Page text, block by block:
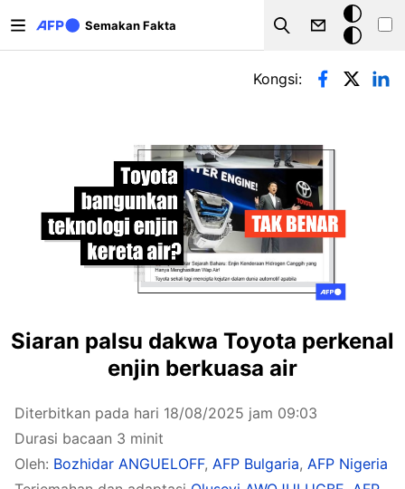
Semakan Fakta
Search
Mod
gelap
Tab-tab utama
Kongsi:
Siaran palsu dakwa Toyota perkenal
enjin berkuasa air
Diterbitkan pada hari 18/08/2025 jam 09:03
Durasi bacaan 3 minit
Oleh: Bozhidar ANGUELOFF, AFP Bulgaria, AFP Nigeria